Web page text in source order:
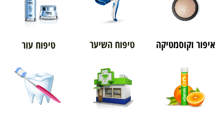
איפור וקוסמטיקה טיפוח השיער טיפוח עור